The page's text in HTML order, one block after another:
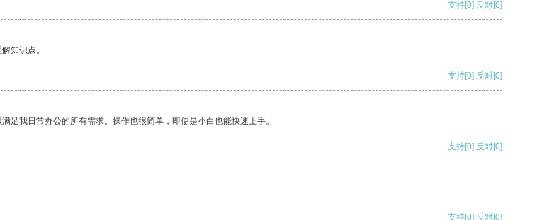
支持[0] 反对[0]
知识点。
支持[0] 反对[0]
我日常办公的所有需求。操作也很简单，即使是小白也能快速上手。
支持[0] 反对[0]
支持[0] 反对[0]